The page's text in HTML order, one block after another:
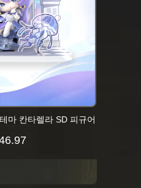
마 칸타렐라 SD 피규어